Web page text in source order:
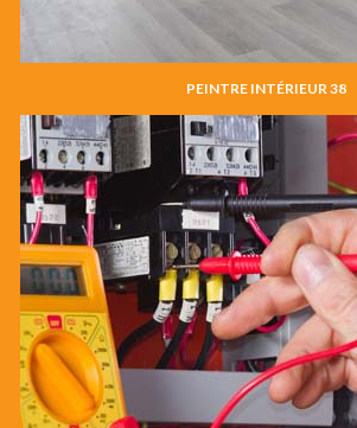
PEINTRE INTÉRIEUR 38